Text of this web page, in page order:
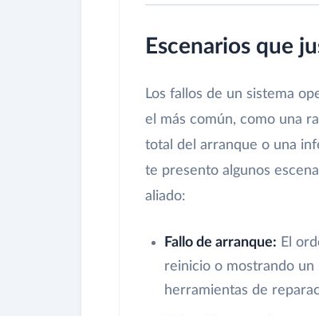
Escenarios que
Los fallos de un sistema
el más común, como una
total del arranque o una
te presento algunos
aliado:
Fallo de arranque: El
reinicio o mostrando un
herramientas de